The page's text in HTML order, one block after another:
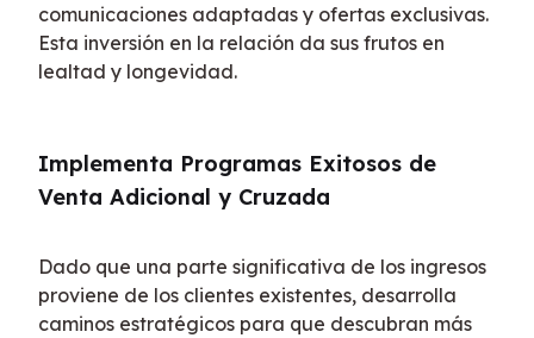
comunicaciones adaptadas y ofertas exclusivas.
Esta inversión en la relación da sus frutos en
lealtad y longevidad.
Implementa Programas Exitosos de
Venta Adicional y Cruzada
Dado que una parte significativa de los ingresos
proviene de los clientes existentes, desarrolla
caminos estratégicos para que descubran más